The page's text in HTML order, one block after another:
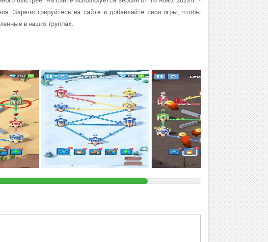
Зарегистрируйтесь на сайте и добавляйте свои игры, чтобы
в наших группах.